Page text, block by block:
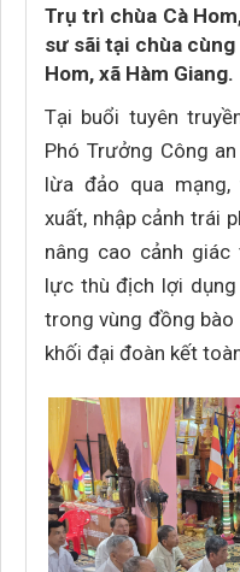
Trụ trì chùa Cà
sư sãi tại chùa
Hom, xã Hàm Giang.
Tại buổi tuyên
Phó Trưởng Công
lừa đảo qua mạng,
xuất, nhập cảnh trái
nâng cao cảnh
lực thù địch lợi
trong vùng đồng
khối đại đoàn kết